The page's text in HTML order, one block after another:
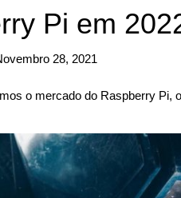
Pi em
28, 2021
o mercado do Raspberry Pi,